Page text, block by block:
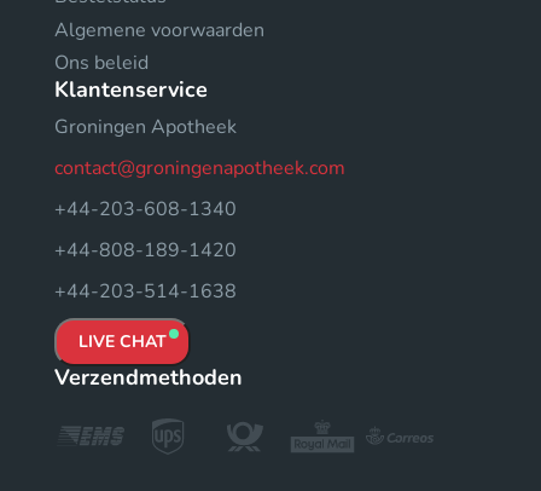
Algemene voorwaarden
Ons beleid
Klantenservice
Groningen Apotheek
contact@groningenapotheek.com
+44-203-608-1340
+44-808-189-1420
+44-203-514-1638
LIVE CHAT
Verzendmethoden